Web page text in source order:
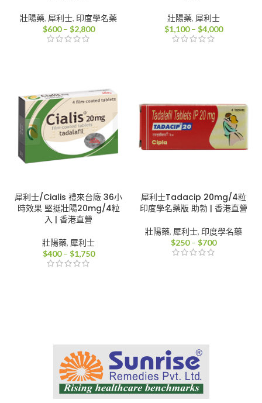
壯陽藥, 犀利士, 印度學名藥
$600 – $2,800價
$2,800
壯陽藥, 犀利士
$1,100 – $4,000價
犀利士/Cialis 禮來台廠 36小
時效果 堅挺壯陽20mg/4粒
入 | 香港直營
壯陽藥, 犀利士
$400 – $1,750價
犀利士Tadacip 20mg/4粒
印度學名藥版 助勃 | 香港直營
壯陽藥, 犀利士, 印度學名藥
$250 – $700價